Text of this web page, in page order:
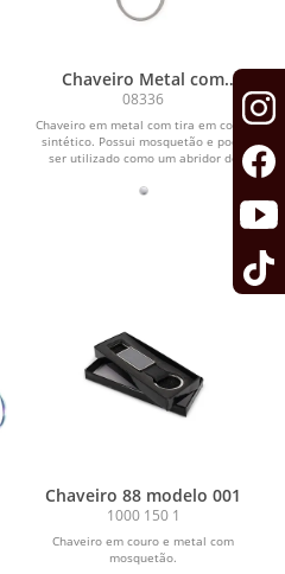
Chaveiro Metal com
Mosquetão
08336
Chaveiro em metal com tira em couro
sintético. Possui mosquetão e pode
ser utilizado como um abridor de
Chaveiro 88 modelo 001
1000 150 1
Chaveiro em couro e metal com
mosquetão.